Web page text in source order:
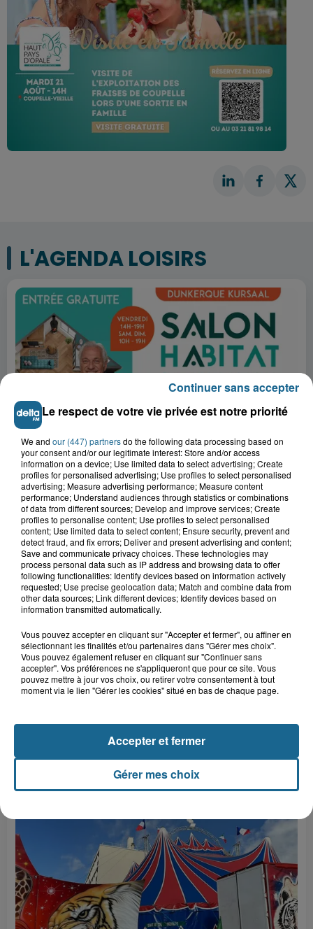
L'AGENDA LOISIRS
+ D'ÉVÈNEMENTS
7 août 2026
SALON HABITAT ET RÉNOVATION 2026
7 août 2026
Le patrimoine d'Esquelbecq
7 août 2026
Bergues, entre ville et remparts
7 août 2026
Bergues, entre ville et remparts
LE FIL INFO
Le respect de votre vie privée est notre priorité
We and our (447) partnersdo the following data processing based on
your consent and/or our legitimate interest: Store and/or access
information on a device; Use limited data to select advertising; Create
profiles for personalised advertising; Use profiles to select personalised
advertising; Measure advertising performance; Measure content
performance; Understand audiences through statistics or combinations
of data from different sources; Develop and improve services; Create
profiles to personalise content; Use profiles to select personalised
content; Use limited data to select content; Ensure security, prevent and
detect fraud, and fix errors; Deliver and present advertising and content;
Save and communicate privacy choices. These technologies may
process personal data such as IP address and browsing data to offer
following functionalities: Identify devices based on information actively
requested; Use precise geolocation data; Match and combine data from
other data sources; Link different devices; Identify devices based on
information transmitted automatically.
Vous pouvez accepter en cliquant sur "Accepter et fermer", ou affiner en
sélectionnant les finalités et/ou partenaires dans "Gérer mes choix".
Vous pouvez également refuser en cliquant sur "Continuer sans
accepter". Vos préférences ne s'appliqueront que pour ce site. Vous
pouvez mettre à jour vos choix, ou retirer votre consentement à tout
moment via le lien "Gérer les cookies" situé en bas de chaque page.
Gérer mes choix
Accepter et fermer
Continuer sans accepter